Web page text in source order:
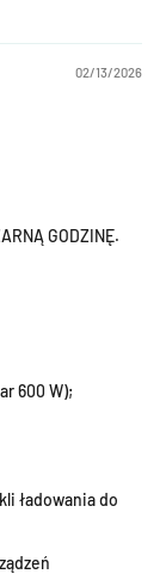
02/13/2026
GODZINĘ.
600 W);
ładowania do